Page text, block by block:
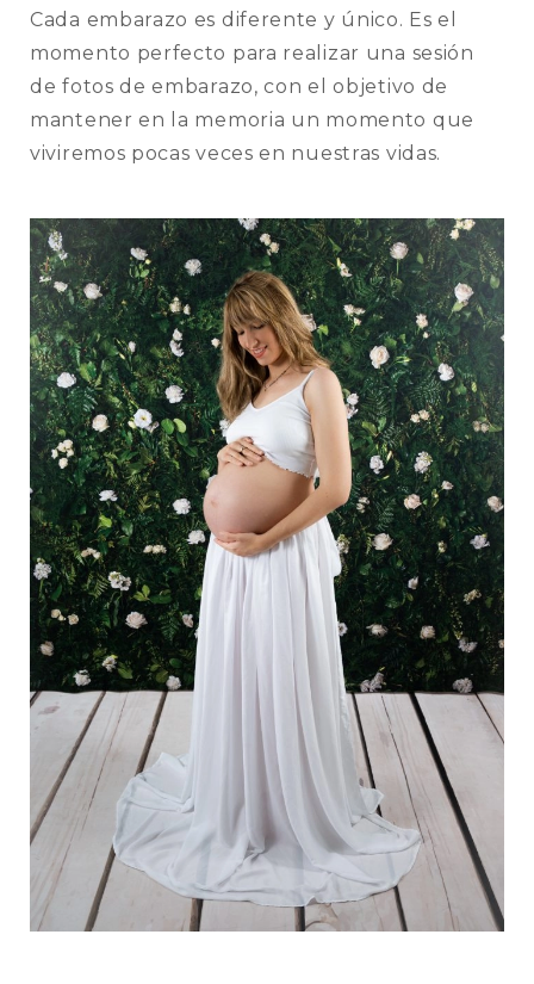
Cada embarazo es diferente y único. Es el
momento perfecto para realizar una sesión
de fotos de embarazo, con el objetivo de
mantener en la memoria un momento que
viviremos pocas veces en nuestras vidas.